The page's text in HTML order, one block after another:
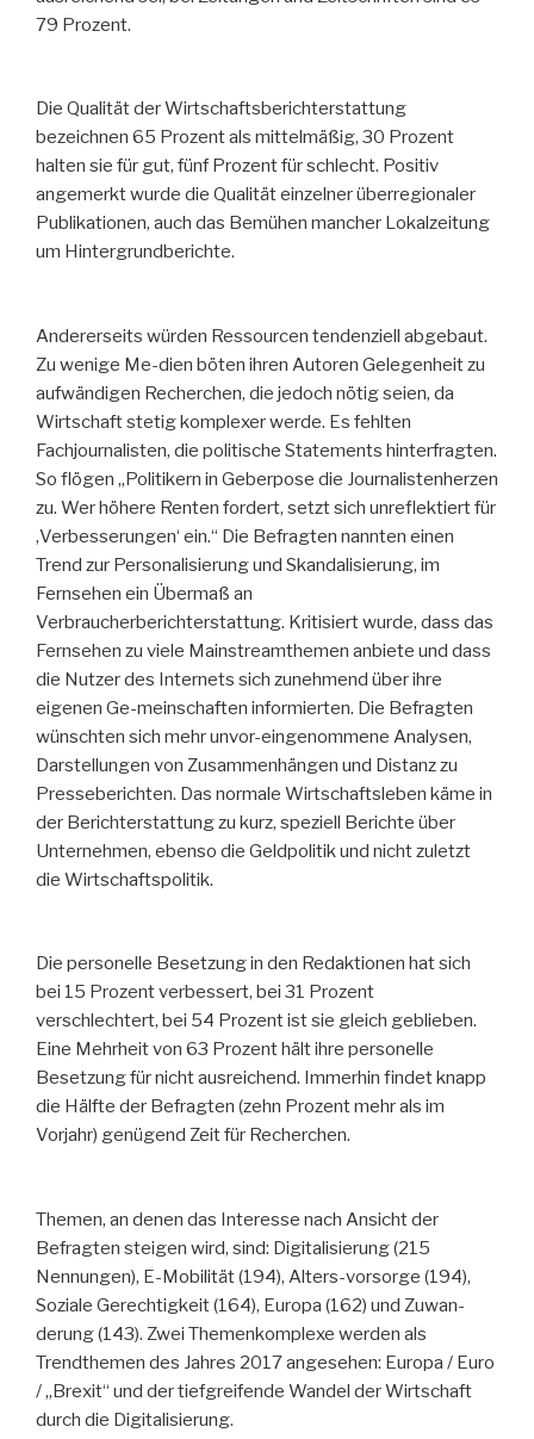
79 Prozent.
Die Qualität der Wirtschaftsberichterstattung
bezeichnen 65 Prozent als mittelmäßig, 30 Prozent
halten sie für gut, fünf Prozent für schlecht. Positiv
angemerkt wurde die Qualität einzelner überregionaler
Publikationen, auch das Bemühen mancher Lokalzeitung
um Hintergrundberichte.
Andererseits würden Ressourcen tendenziell abgebaut.
Zu wenige Me-dien böten ihren Autoren Gelegenheit zu
aufwändigen Recherchen, die jedoch nötig seien, da
Wirtschaft stetig komplexer werde. Es fehlten
Fachjournalisten, die politische Statements hinterfragten.
So flögen „Politikern in Geberpose die Journalistenherzen
zu. Wer höhere Renten fordert, setzt sich unreflektiert für
‚Verbesserungen‘ ein.“ Die Befragten nannten einen
Trend zur Personalisierung und Skandalisierung, im
Fernsehen ein Übermaß an
Verbraucherberichterstattung. Kritisiert wurde, dass das
Fernsehen zu viele Mainstreamthemen anbiete und dass
die Nutzer des Internets sich zunehmend über ihre
eigenen Ge-meinschaften informierten. Die Befragten
wünschten sich mehr unvor-eingenommene Analysen,
Darstellungen von Zusammenhängen und Distanz zu
Presseberichten. Das normale Wirtschaftsleben käme in
der Berichterstattung zu kurz, speziell Berichte über
Unternehmen, ebenso die Geldpolitik und nicht zuletzt
die Wirtschaftspolitik.
Die personelle Besetzung in den Redaktionen hat sich
bei 15 Prozent verbessert, bei 31 Prozent
verschlechtert, bei 54 Prozent ist sie gleich geblieben.
Eine Mehrheit von 63 Prozent hält ihre personelle
Besetzung für nicht ausreichend. Immerhin findet knapp
die Hälfte der Befragten (zehn Prozent mehr als im
Vorjahr) genügend Zeit für Recherchen.
Themen, an denen das Interesse nach Ansicht der
Befragten steigen wird, sind: Digitalisierung (215
Nennungen), E-Mobilität (194), Alters-vorsorge (194),
Soziale Gerechtigkeit (164), Europa (162) und Zuwan-
derung (143). Zwei Themenkomplexe werden als
Trendthemen des Jahres 2017 angesehen: Europa / Euro
/ „Brexit“ und der tiefgreifende Wandel der Wirtschaft
durch die Digitalisierung.